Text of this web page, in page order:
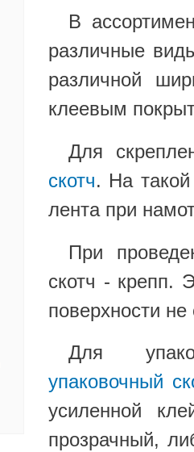
В
различные
различной
клеевым
Для
скотч. На такой
лента при
При
скотч - крепп.
поверхности
Для
упаковочный
усиленной
прозрачный,